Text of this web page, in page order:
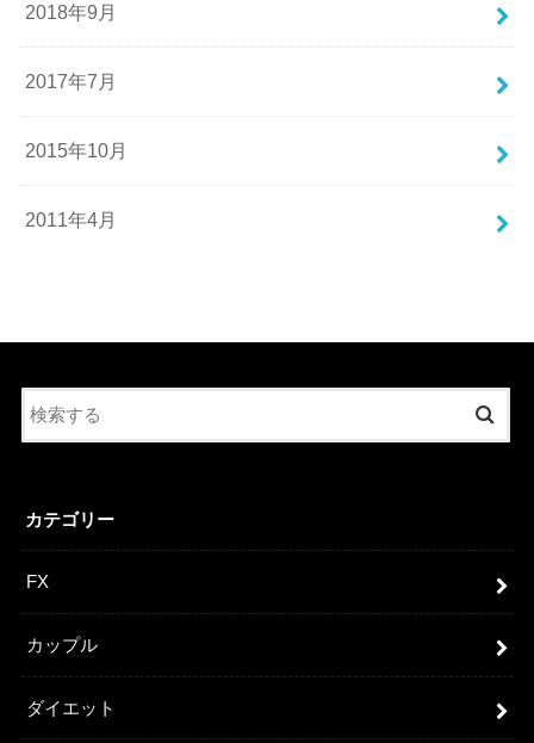
2018年9月
2017年7月
2015年10月
2011年4月
カテゴリー
FX
カップル
ダイエット